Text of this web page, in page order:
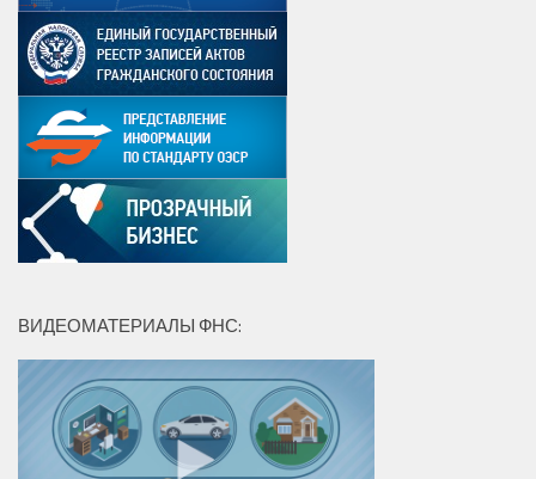
ВИДЕОМАТЕРИАЛЫ ФНС: